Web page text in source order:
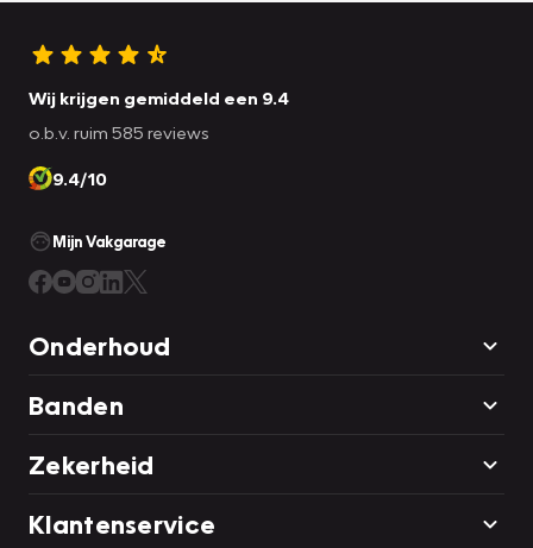
Wij krijgen gemiddeld een 9.4
o.b.v. ruim 585 reviews
9.4/10
Mijn Vakgarage
Onderhoud
Banden
Zekerheid
Klantenservice